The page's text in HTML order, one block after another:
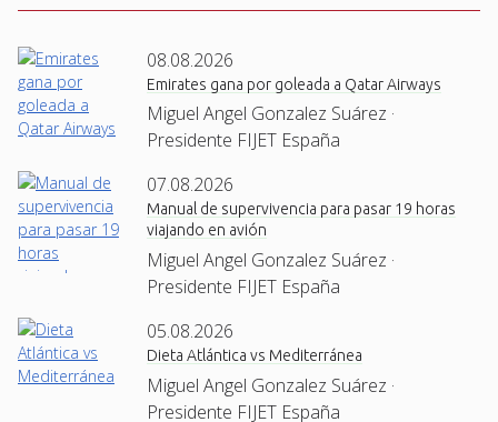
08.08.2026
Emirates gana por goleada a Qatar Airways
Miguel Angel Gonzalez Suárez ·
Presidente FIJET España
07.08.2026
Manual de supervivencia para pasar 19 horas
viajando en avión
Miguel Angel Gonzalez Suárez ·
Presidente FIJET España
05.08.2026
Dieta Atlántica vs Mediterránea
Miguel Angel Gonzalez Suárez ·
Presidente FIJET España